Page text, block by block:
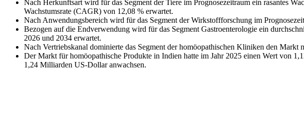
Nach Herkunftsart wird für das Segment der Tiere im Prognosezeitraum ein rasantes
Wachstumsrate (CAGR) von 12,08 % erwartet.
Nach Anwendungsbereich wird für das Segment der Wirkstoffforschung im
Bezogen auf die Endverwendung wird für das Segment Gastroenterologie ein
2026 und 2034 erwartet.
Nach Vertriebskanal dominierte das Segment der homöopathischen Kliniken den Markt
Der Markt für homöopathische Produkte in Indien hatte im Jahr 2025 einen Wert von
1,24 Milliarden US-Dollar anwachsen.